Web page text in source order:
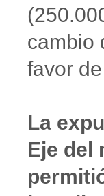
cambio
favor
La
Eje del